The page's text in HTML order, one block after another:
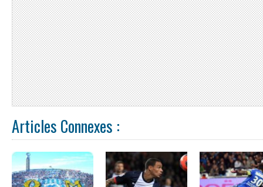
Articles Connexes :